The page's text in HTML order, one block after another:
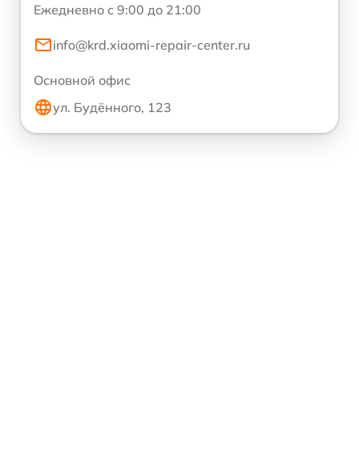
Ежедневно с 9:00 до 21:00
info@krd.xiaomi-repair-center.ru
Основной офис
ул. Будённого, 123